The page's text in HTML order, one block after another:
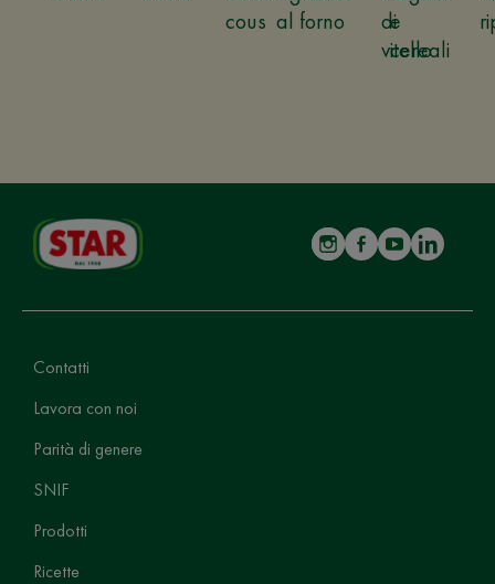
cous
e
cereali
al forno
di
vitello
Contatti
Lavora con noi
Parità di genere
SNIF
Prodotti
Ricette